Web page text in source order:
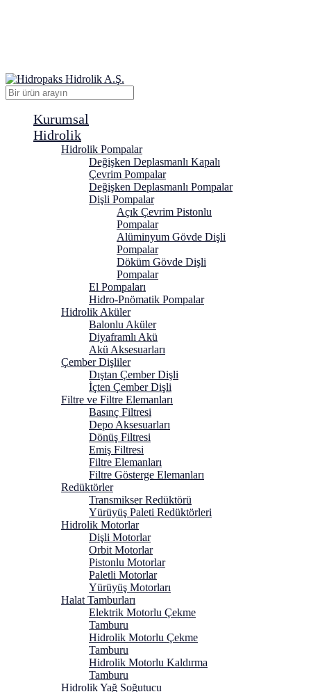
Kurumsal
Hidrolik
Hidrolik Pompalar
Değişken Deplasmanlı Kapalı
Çevrim Pompalar
Değişken Deplasmanlı Pompalar
Dişli Pompalar
Açık Çevrim Pistonlu
Pompalar
Alüminyum Gövde Dişli
Pompalar
Döküm Gövde Dişli
Pompalar
El Pompaları
Hidro-Pnömatik Pompalar
Hidrolik Aküler
Balonlu Aküler
Diyaframlı Akü
Akü Aksesuarları
Çember Dişliler
Dıştan Çember Dişli
İçten Çember Dişli
Filtre ve Filtre Elemanları
Basınç Filtresi
Depo Aksesuarları
Dönüş Filtresi
Emiş Filtresi
Filtre Elemanları
Filtre Gösterge Elemanları
Redüktörler
Transmikser Redüktörü
Yürüyüş Paleti Redüktörleri
Hidrolik Motorlar
Dişli Motorlar
Orbit Motorlar
Pistonlu Motorlar
Paletli Motorlar
Yürüyüş Motorları
Halat Tamburları
Elektrik Motorlu Çekme
Tamburu
Hidrolik Motorlu Çekme
Tamburu
Hidrolik Motorlu Kaldırma
Tamburu
Hidrolik Yağ Soğutucu